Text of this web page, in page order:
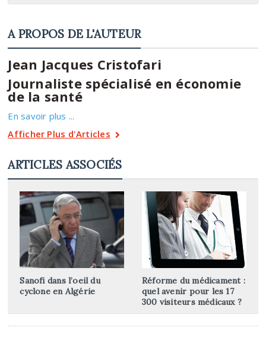
A PROPOS DE L'AUTEUR
Jean Jacques Cristofari
Journaliste spécialisé en économie
de la santé
En savoir plus ...
Afficher Plus d'Articles
ARTICLES ASSOCIÉS
Sanofi dans l’oeil du
cyclone en Algérie
Réforme du médicament :
quel avenir pour les 17
300 visiteurs médicaux ?